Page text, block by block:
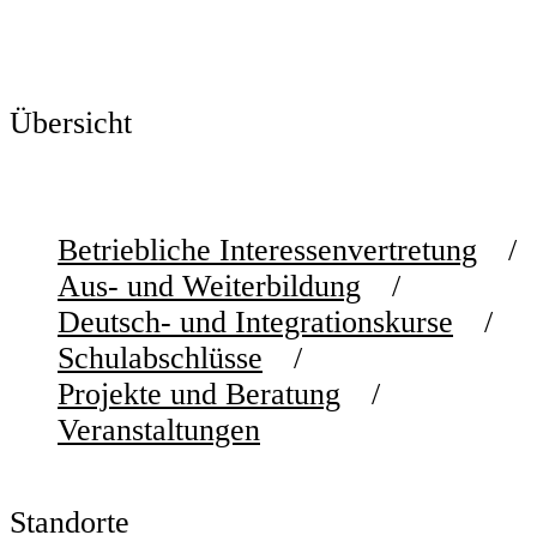
Übersicht
Betriebliche Interessenvertretung
Aus- und Weiterbildung
Deutsch- und Integrationskurse
Schulabschlüsse
Projekte und Beratung
Veranstaltungen
Standorte